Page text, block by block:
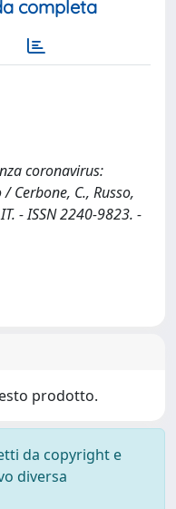
completa
coronavirus:
Cerbone, C., Russo,
- ISSN 2240-9823. -
prodotto.
da copyright e
diversa